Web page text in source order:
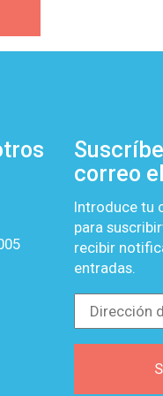
correo
Introduce tu
para
recibir
entradas.
Dirección
email